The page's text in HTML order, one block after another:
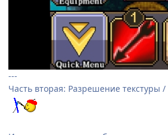
---
Часть вторая: Разрешение текстуры